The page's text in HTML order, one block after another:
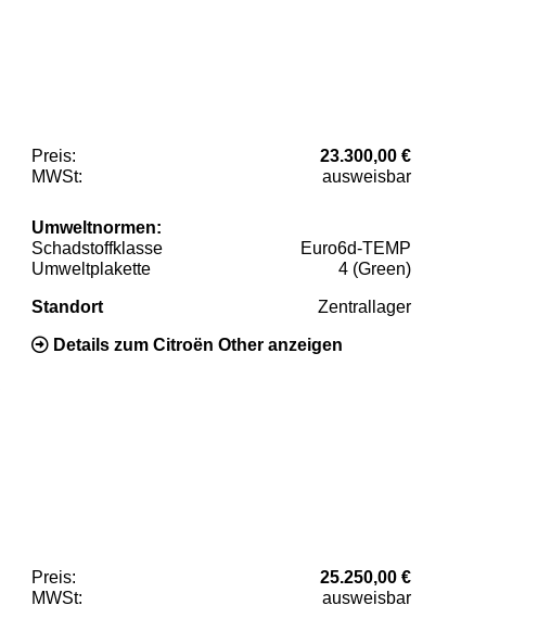
Preis:
23.300,00 €
MWSt:
ausweisbar
Umweltnormen:
Schadstoffklasse
Euro6d-TEMP
Umweltplakette
4 (Green)
Standort Zentrallager
Details zum Citroën Other anzeigen
Preis:
25.250,00 €
MWSt:
ausweisbar